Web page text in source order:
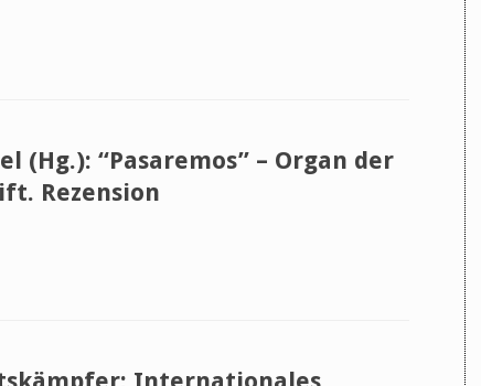
(Hg.): “Pasaremos” – Organ der
Rezension